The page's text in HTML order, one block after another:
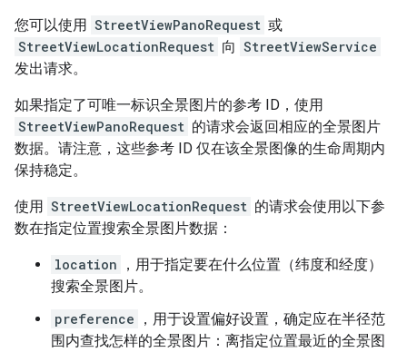
您可以使用 StreetViewPanoRequest 或
StreetViewLocationRequest 向 StreetViewService
发出请求。
如果指定了可唯一标识全景图片的参考 ID，使用
StreetViewPanoRequest 的请求会返回相应的全景图片
数据。请注意，这些参考 ID 仅在该全景图像的生命周期内
保持稳定。
使用 StreetViewLocationRequest 的请求会使用以下参
数在指定位置搜索全景图片数据：
location
，用于指定要在什么位置（纬度和经度）
搜索全景图片。
preference
，用于设置偏好设置，确定应在半径范
围内查找怎样的全景图片：离指定位置最近的全景图